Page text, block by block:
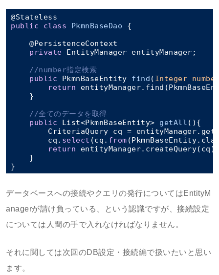
public
class PkmnBaseDao {
    @PersistenceContext
private EntityManager entityManager;
//number指定検索
public PkmnBaseEntity find ( Integer
return
    }
//全てのデータを取得
public List<PkmnBaseEntity> getAll ( ) {
CriteriaQuery cq =
        cq.
select (cq. from
return
    }
データベースへの接続やクエリの発行についてはEntityM
anagerが請け負っている、という認識ですが、接続設定
については人間の手で入れなければなりません。
それに関しては次回のDB設定・接続編で扱いたいと思い
ます。